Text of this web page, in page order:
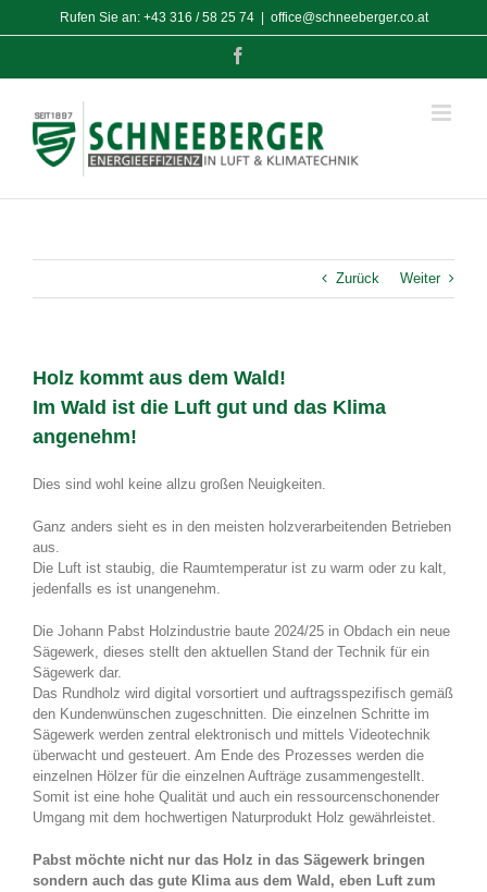
Rufen Sie an: +43 316 / 58 25 74 office@schneeberger.co.at
Zurück Weiter
Holz kommt aus dem Wald!
Im Wald ist die Luft gut und das Klima
angenehm!
Dies sind wohl keine allzu großen Neuigkeiten.
Ganz anders sieht es in den meisten holzverarbeitenden Betrieben
aus.
Die Luft ist staubig, die Raumtemperatur ist zu warm oder zu kalt,
jedenfalls es ist unangenehm.
Die Johann Pabst Holzindustrie baute 2024/25 in Obdach ein neue
Sägewerk, dieses stellt den aktuellen Stand der Technik für ein
Sägewerk dar.
Das Rundholz wird digital vorsortiert und auftragsspezifisch gemäß
den Kundenwünschen zugeschnitten. Die einzelnen Schritte im
Sägewerk werden zentral elektronisch und mittels Videotechnik
überwacht und gesteuert. Am Ende des Prozesses werden die
einzelnen Hölzer für die einzelnen Aufträge zusammengestellt.
Somit ist eine hohe Qualität und auch ein ressourcenschonender
Umgang mit dem hochwertigen Naturprodukt Holz gewährleistet.
Pabst möchte nicht nur das Holz in das Sägewerk bringen
sondern auch das gute Klima aus dem Wald, eben Luft zum